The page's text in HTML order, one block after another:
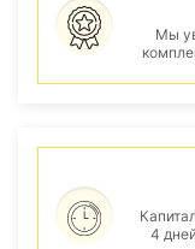
Мы
4